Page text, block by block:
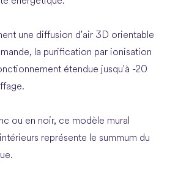
une diffusion d'air 3D orientable
la purification par ionisation
étendue jusqu'à -20
ou en noir, ce modèle mural
représente le summum du